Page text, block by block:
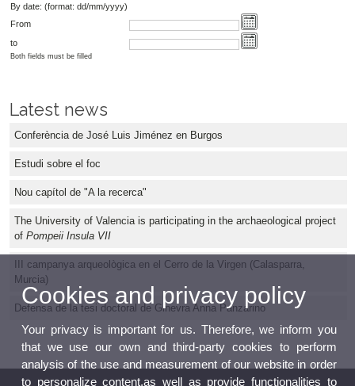
By date: (format: dd/mm/yyyy)
From
to
Both fields must be filled
Latest news
Conferència de José Luis Jiménez en Burgos
Estudi sobre el foc
Nou capítol de "A la recerca"
The University of Valencia is participating in the archaeological project
of Pompeii Insula VII
III campanya arqueològica en el Cerro de la Virgen (Calasparra,
Murcia)
Defensa de la tesi doctoral de Ginevra Anna Panzarino
Cookies and privacy policy
Your privacy is important for us. Therefore, we inform you
that we use our own and third-party cookies to perform
analysis of the use and measurement of our website in order
to personalize content,as well as provide functionalities to